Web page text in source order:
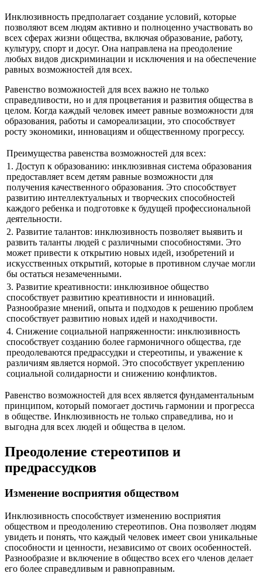
Инклюзивность предполагает создание условий, которые
позволяют всем людям активно и полноценно участвовать во
всех сферах жизни общества, включая образование, работу,
культуру, спорт и досуг. Она направлена на преодоление
любых видов дискриминации и исключения и на обеспечение
равных возможностей для всех.
Равенство возможностей для всех важно не только
справедливости, но и для процветания и развития общества в
целом. Когда каждый человек имеет равные возможности для
образования, работы и самореализации, это способствует
росту экономики, инновациям и общественному прогрессу.
Преимущества равенства возможностей для всех:
1. Доступ к образованию: инклюзивная система образования
предоставляет всем детям равные возможности для
получения качественного образования. Это способствует
развитию интеллектуальных и творческих способностей
каждого ребенка и подготовке к будущей профессиональной
деятельности.
2. Развитие талантов: инклюзивность позволяет выявить и
развить таланты людей с различными способностями. Это
может привести к открытию новых идей, изобретений и
искусственных открытий, которые в противном случае могли
бы остаться незамеченными.
3. Развитие креативности: инклюзивное общество
способствует развитию креативности и инноваций.
Разнообразие мнений, опыта и подходов к решению проблем
способствует развитию новых идей и находчивости.
4. Снижение социальной напряженности: инклюзивность
способствует созданию более гармоничного общества, где
преодолеваются предрассудки и стереотипы, и уважение к
различиям является нормой. Это способствует укреплению
социальной солидарности и снижению конфликтов.
Равенство возможностей для всех является фундаментальным
принципом, который помогает достичь гармонии и прогресса
в обществе. Инклюзивность не только справедлива, но и
выгодна для всех людей и общества в целом.
Преодоление стереотипов и
предрассудков
Изменение восприятия обществом
Инклюзивность способствует изменению восприятия
обществом и преодолению стереотипов. Она позволяет людям
увидеть и понять, что каждый человек имеет свои уникальные
способности и ценности, независимо от своих особенностей.
Разнообразие и включение в общество всех его членов делает
его более справедливым и равноправным.